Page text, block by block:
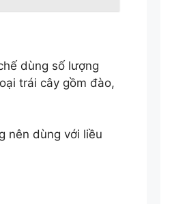
dùng số lượng
trái cây gồm đào,
nên dùng với liều